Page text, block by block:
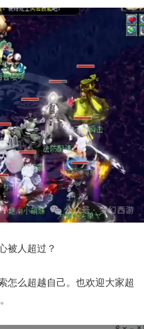
被人超过？
怎么超越自己。也欢迎大家超